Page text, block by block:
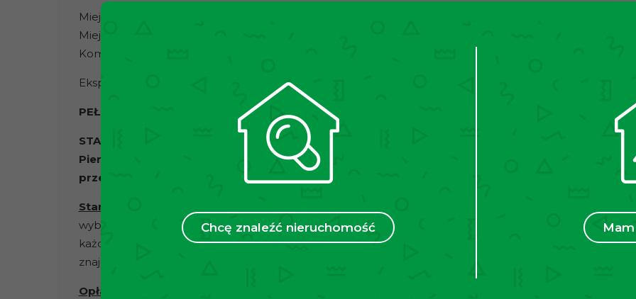
Chcę znaleźć nieruchomość
Miejsce postojowe podziemne w kwocie 50 000zł,
Miejsce postojowe naziemne w kwocie 35 000zł,
Komórka lokatorska w kwocie 20 000zł.
Ekspozycja: zachodnia
PEŁNA WŁASNOŚĆ Z KSIĘGĄ WIECZYSTĄ.
STAN DEWELOPERSKI – mieszkanie do własnej aranżacji.
Pierwsze fotografie mają charakter wyłącznie poglądowy i stanowią wizualizacje; nie
przedstawiają one faktycznego stanu nieruchomości.
Stan budynku:
wybudowanym w 2024 r. Jest to budynek w kształcie prostej bryły wykonany z dbałością o
każdy szczegół, prezentujący nienaganną elegancję. Dodatkowo przy wejściu do budynku
znajduje się domofon. Ogrzewanie oraz ciepła woda realizowane z sieci miejskiej.
Opłaty: